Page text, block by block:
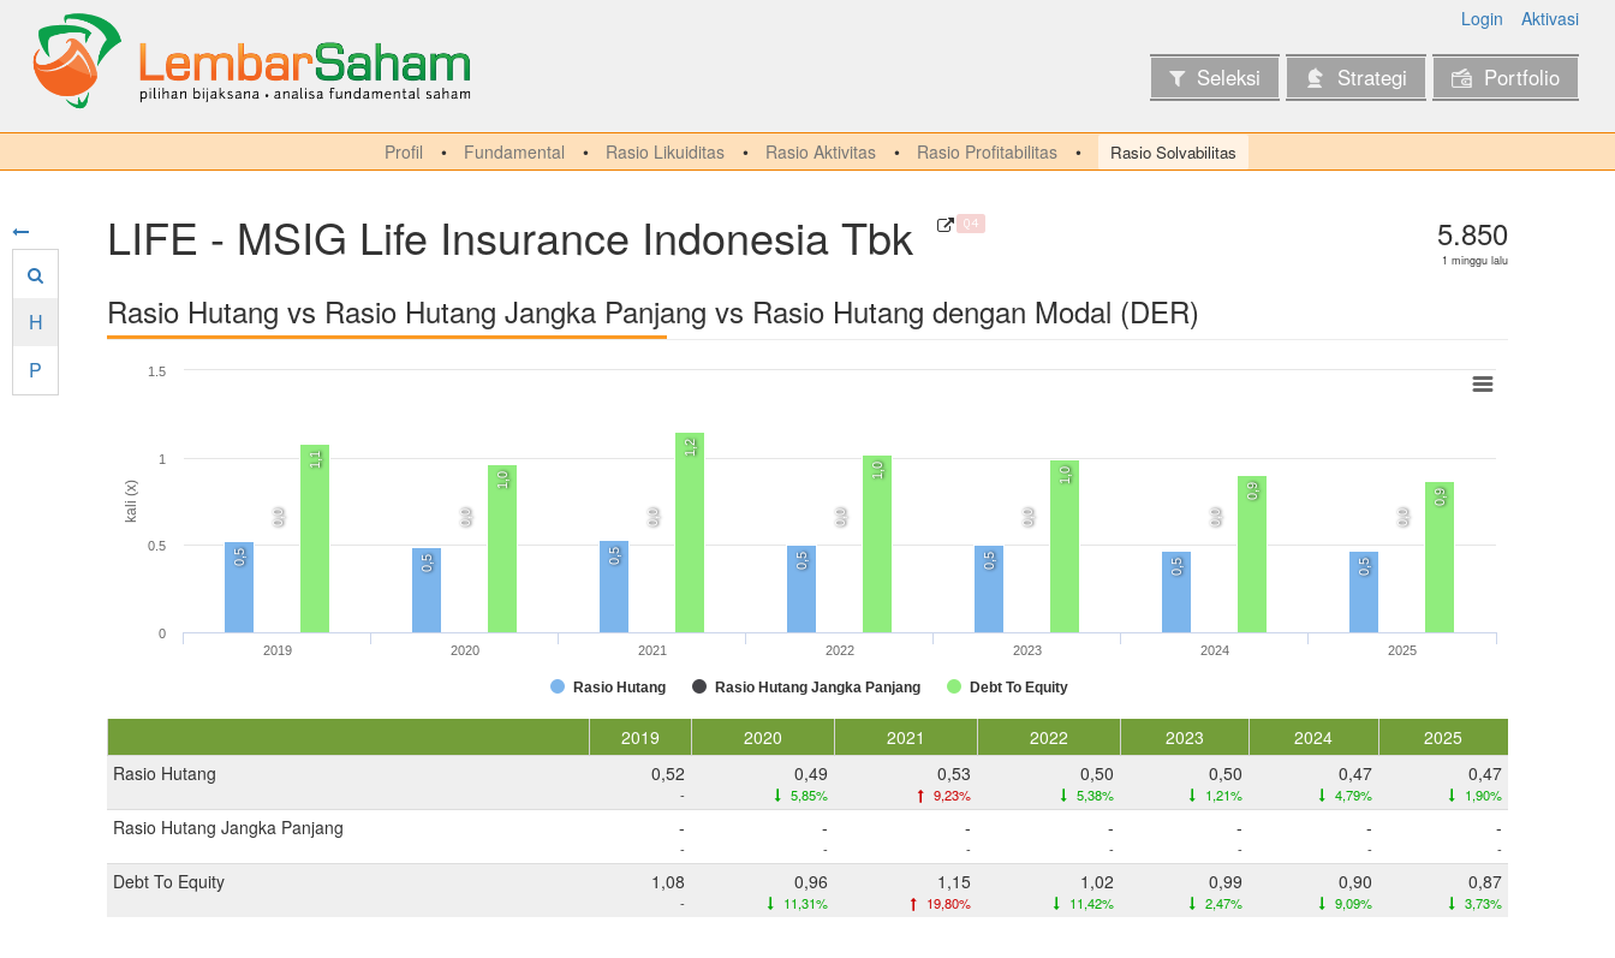
Login Aktivasi
Seleksi Strategi Portfolio
Profil Fundamental Rasio Likuiditas Rasio Aktivitas Rasio Profitabilitas Rasio Solvabilitas
H
P
LIFE - MSIG Life Insurance Indonesia Tbk Q4 5.850
1 minggu lalu
Rasio Hutang vs Rasio Hutang Jangka Panjang vs Rasio Hutang dengan Modal (DER)
kali (x)
0,5 0,5 0,5 0,5 0,5 0,5 0,5
0,0 0,0 0,0 0,0 0,0 0,0 0,0
1,1
1,0
1,2
1,0
1,0
0,9
0,9
Rasio Hutang Rasio Hutang Jangka Panjang Debt To Equity
2019 2020 2021 2022 2023 2024 2025
0
0.5
1
1.5
2019 2020 2021 2022 2023 2024
2025
Rasio Hutang
0,52
-
0,49
5,85%
0,53
9,23%
0,50
5,38%
0,50
1,21%
0,47
4,79%
0,47
1,90%
Rasio Hutang Jangka Panjang -
-
-
-
-
-
-
-
-
-
-
-
-
-
Debt To Equity 1,08
-
0,96
11,31%
1,15
19,80%
1,02
11,42%
0,99
2,47%
0,90
9,09%
0,87
3,73%